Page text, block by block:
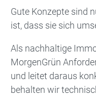
Gute Konzepte sind
ist, dass sie sich
Als nachhaltige
MorgenGrün
und leitet daraus
behalten wir